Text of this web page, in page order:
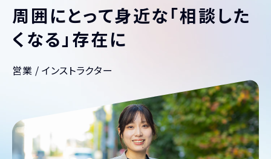
周囲にとって身近な「相談した
くなる」存在に
営業 / インストラクター